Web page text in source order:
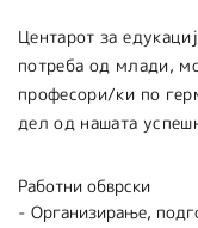
Центарот за
потреба од млади,
професори/ки по
дел од нашата
Работни обврски
- Организирање,